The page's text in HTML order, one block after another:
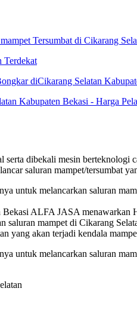
Tersumbat di Cikarang
Terdekat
diCikarang Selatan
Kabupaten Bekasi - Harga
dibekali mesin
saluran mampet/tersumbat
untuk melancarkan saluran
Bekasi ALFA JASA
saluran mampet di Cikarang
yang akan terjadi kendala
untuk melancarkan saluran